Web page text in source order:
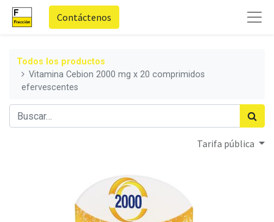
Contáctenos
Todos los productos
Vitamina Cebion 2000 mg x 20 comprimidos
efervescentes
Tarifa pública